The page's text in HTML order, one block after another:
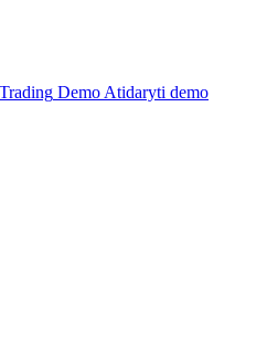
Trading Demo Atidaryti demo